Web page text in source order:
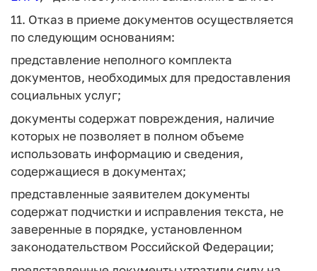
11. Отказ в приеме документов осуществляется
по следующим основаниям:
представление неполного комплекта
документов, необходимых для предоставления
социальных услуг;
документы содержат повреждения, наличие
которых не позволяет в полном объеме
использовать информацию и сведения,
содержащиеся в документах;
представленные заявителем документы
содержат подчистки и исправления текста, не
заверенные в порядке, установленном
законодательством Российской Федерации;